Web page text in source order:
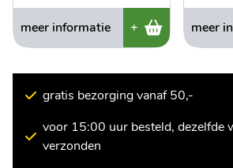
meer informatie + meer
gratis bezorging vanaf 50,-
voor 15:00 uur besteld, dezelfde
verzonden